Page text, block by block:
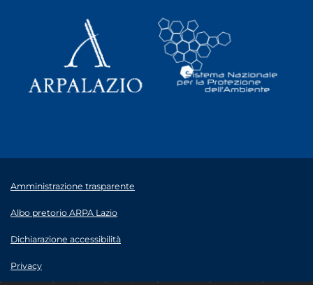
Amministrazione trasparente
Albo pretorio ARPA Lazio
Dichiarazione accessibilità
Privacy